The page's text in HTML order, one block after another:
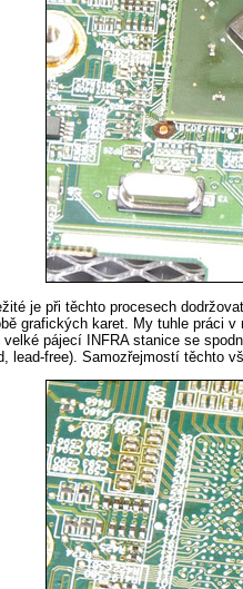
je při těchto procesech
grafických karet. My tuhle práci v
velké pájecí INFRA stanice se
lead-free). Samozřejmostí těchto